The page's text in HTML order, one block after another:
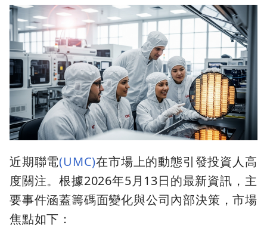
近期聯電(UMC)在市場上的動態引發投資人高
度關注。根據2026年5月13日的最新資訊，主
要事件涵蓋籌碼面變化與公司內部決策，市場
焦點如下：